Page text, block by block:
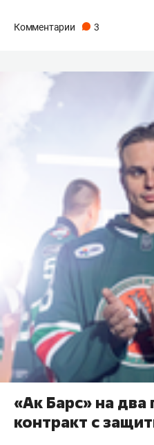
Комментарии 3
«Ак Барс» на
контракт с